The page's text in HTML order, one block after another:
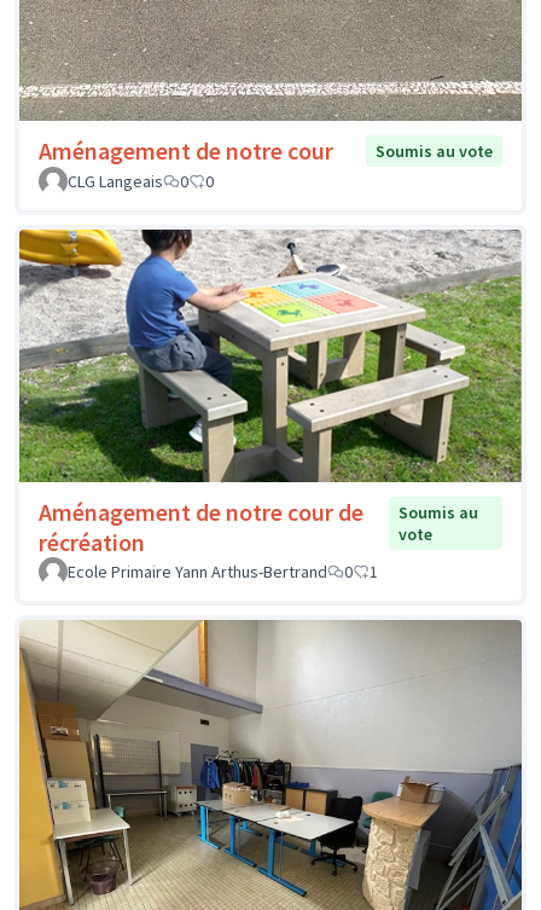
Aménagement de notre cour
Soumis au vote
CLG Langeais
0 0
Aménagement de notre cour de
récréation
Soumis au
vote
Ecole Primaire Yann Arthus-Bertrand
0 1